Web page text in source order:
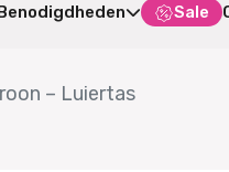
Sale
– Luiertas